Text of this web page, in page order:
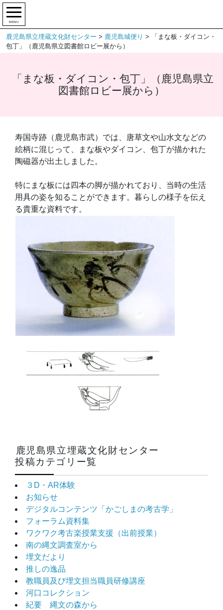
MENU
鹿児島県立埋蔵文化財センター > 鹿児島城便り >
「まな板・ダイコン・
包丁」（鹿児島県立図書館ロビー展から）
「まな板・ダイコン・包丁」（鹿児島県立
図書館ロビー展から）
鹿児島県立埋蔵文化財センター
投稿カテゴリー覧
３D・AR体験
お知らせ
デジタルコンテンツ「かごしまの考古学」
フォーラム資料集
ワクワク考古楽授業支援（出前授業）
南の縄文調査室から
埋文だより
推しの逸品
教職員及び埋文担当職員研修講座
河口コレクション
紀要 縄文の森から
寿国寺跡（鹿児島市武）では、唐草文や山水文などの
絵柄に混じって、まな板やダイコン、包丁が描かれた
陶磁器が出土しました。
特にまな板には四本の脚が描かれており、当時の生活
用具の姿を知ることができます。暮らしの様子を伝え
る貴重な資料です。